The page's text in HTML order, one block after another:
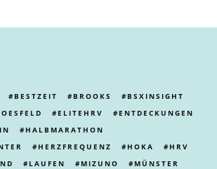
BESTZEIT BROOKS
BSXINSIGHT
ELITEHRV
ENTDECKUNGEN
HALBMARATHON
HERZFREQUENZ HOKA
HRV
LAUFEN MIZUNO
MÜNSTER